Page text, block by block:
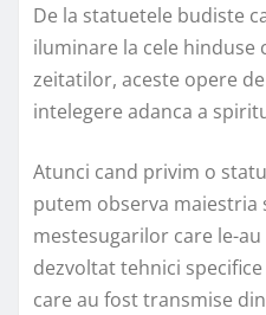
De la statuetele budiste
iluminare la cele hinduse
zeitatilor, aceste opere
intelegere adanca a
Atunci cand privim o
putem observa maiestria
mestesugarilor care le-
dezvoltat tehnici
care au fost transmise